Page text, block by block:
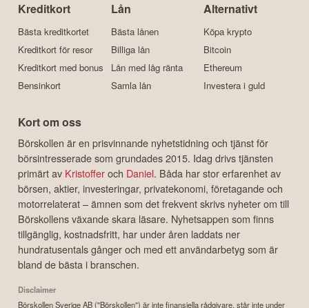
Kreditkort
Bästa kreditkortet
Kreditkort för resor
Kreditkort med bonus
Bensinkort
Lån
Bästa lånen
Billiga lån
Lån med låg ränta
Samla lån
Alternativt
Köpa krypto
Bitcoin
Ethereum
Investera i guld
Kort om oss
Börskollen är en prisvinnande nyhetstidning och tjänst för
börsintresserade som grundades 2015. Idag drivs tjänsten
primärt av Kristofferoch Daniel. Båda har stor erfarenhet av
börsen, aktier, investeringar, privatekonomi, företagande och
motorrelaterat – ämnen som det frekvent skrivs nyheter om till
Börskollens växande skara läsare. Nyhetsappen som finns
tillgänglig, kostnadsfritt, har under åren laddats ner
hundratusentals gånger och med ett användarbetyg som är
bland de bästa i branschen.
Disclaimer
Börskollen Sverige AB ("Börskollen") är inte finansiella rådgivare, står inte under